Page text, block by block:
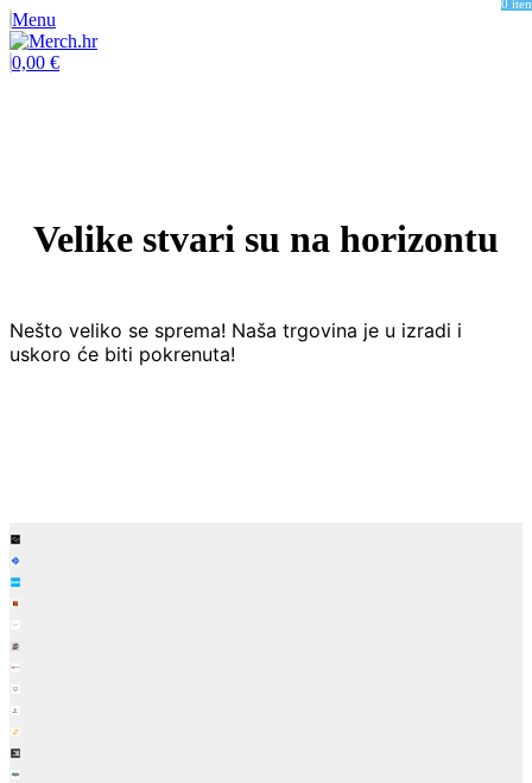
Menu
0
0,00 €
Velike stvari su na horizontu
Nešto veliko se sprema! Naša trgovina je u izradi i
uskoro će biti pokrenuta!